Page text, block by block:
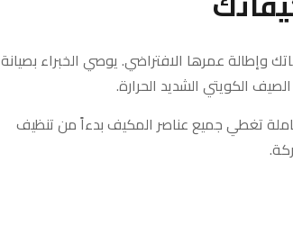
وإطالة عمرها الافتراضي. يوصي الخبراء بصيانة
الكويتي الشديد الحرارة.
تغطي جميع عناصر المكيف بدءاً من تنظيف